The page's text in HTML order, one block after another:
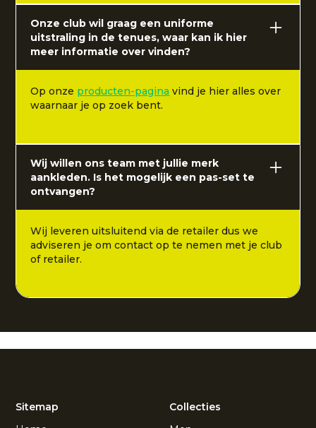
Onze club wil graag een uniforme
uitstraling in de tenues, waar kan ik hier
meer informatie over vinden?
Op onze producten-pagina vind je hier alles over
waarnaar je op zoek bent.
Wij willen ons team met jullie merk
aankleden. Is het mogelijk een pas-set te
ontvangen?
Wij leveren uitsluitend via de retailer dus we
adviseren je om contact op te nemen met je club
of retailer.
Sitemap
Collecties